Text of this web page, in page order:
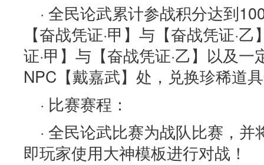
· 全民论武累计参战积分达到
【奋战凭证·甲】与【奋战凭证·
证·甲】与【奋战凭证·乙】以及
NPC【戴嘉武】处，兑换珍稀道
· 比赛赛程：
· 全民论武比赛为战队比赛，
即玩家使用大神模板进行对战！